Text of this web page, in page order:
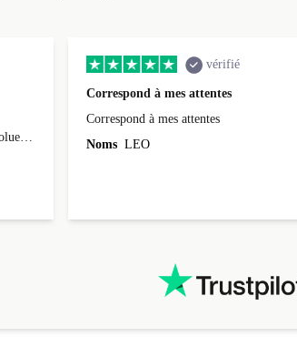
vérifié
Correspond à mes attentes
Correspond à mes attentes
Noms LEO